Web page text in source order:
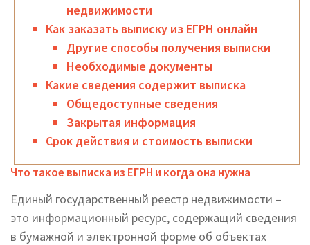
недвижимости
Как заказать выписку из ЕГРН онлайн
Другие способы получения выписки
Необходимые документы
Какие сведения содержит выписка
Общедоступные сведения
Закрытая информация
Срок действия и стоимость выписки
Что такое выписка из ЕГРН и когда она нужна
Единый государственный реестр недвижимости –
это информационный ресурс, содержащий сведения
в бумажной и электронной форме об объектах